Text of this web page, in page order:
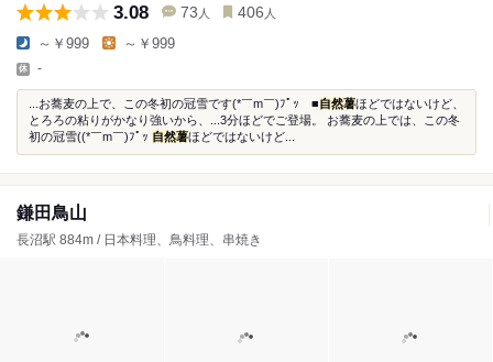
3.08 73 人 406 人
～￥999 ～￥999
-
...お蕎麦の上で、この冬初の冠雪です(*￣m￣)ﾌﾟｯ ■自然薯ほどではないけど、
とろろの粘りがかなり強いから、...3分ほどでご登場。 お蕎麦の上では、この冬
初の冠雪((*￣m￣)ﾌﾟｯ 自然薯ほどではないけど...
鎌田鳥山
長沼駅 884m / 日本料理、鳥料理、串焼き